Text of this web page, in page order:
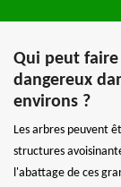
Qui peut faire
dangereux
environs ?
Les arbres peuvent
structures
l'abattage de ces